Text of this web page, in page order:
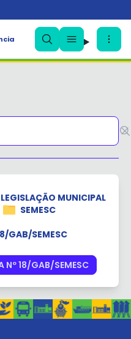
LEGISLAÇÃO MUNICIPAL
SEMESC
GAB/SEMESC
18/GAB/SEMESC